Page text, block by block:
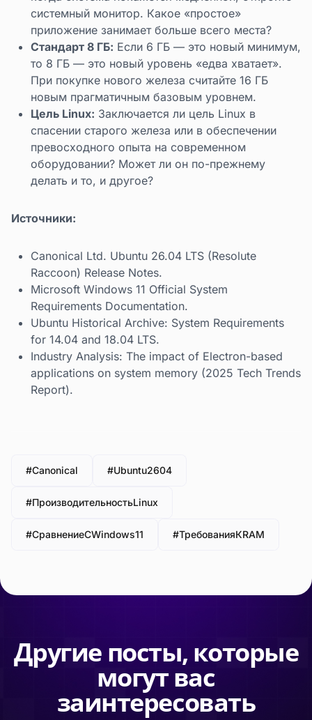
системный монитор. Какое «простое»
приложение занимает больше всего места?
Стандарт 8 ГБ: Если 6 ГБ — это новый минимум,
то 8 ГБ — это новый уровень «едва хватает».
При покупке нового железа считайте 16 ГБ
новым прагматичным базовым уровнем.
Цель Linux: Заключается ли цель Linux в
спасении старого железа или в обеспечении
превосходного опыта на современном
оборудовании? Может ли он по-прежнему
делать и то, и другое?
Источники:
Canonical Ltd. Ubuntu 26.04 LTS (Resolute
Raccoon) Release Notes.
Microsoft Windows 11 Official System
Requirements Documentation.
Ubuntu Historical Archive: System Requirements
for 14.04 and 18.04 LTS.
Industry Analysis: The impact of Electron-based
applications on system memory (2025 Tech Trends
Report).
#Canonical #Ubuntu2604
#ПроизводительностьLinux
#СравнениеСWindows11 #ТребованияКRAM
Другие посты, которые
могут вас
заинтересовать